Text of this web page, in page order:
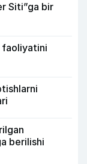
Siti”ga bir
faoliyatini
berilishi